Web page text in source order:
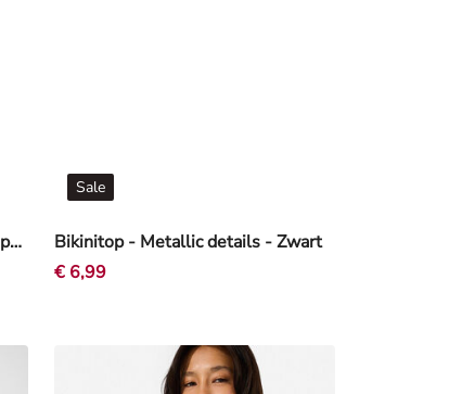
Bikinibroekje - Vetersluitingen opzij - bruin
Bikinitop - Metallic details - Zwart
Sale
€ 6,99